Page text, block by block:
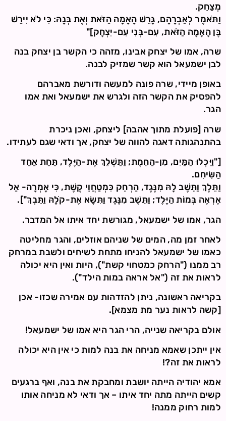
מְצַחֵק.
וַתֹּאמֶר לְאַבְרָהָם, גָּרֵשׁ הָאָמָה הַזֹּאת וְאֶת בְּנָהּ: כִּי לֹא יִירַשׁ
בֶּן הָאָמָה הַזֹּאת, עִם-בְּנִי עִם-יִצְחָק]"
שרה, אמו של יצחק אבינו, מזהה כי הקשר בן יצחק בנה
לבן ישמעאל הוא קשר שמזיק לבנה.
באופן מיידי, שרה פונה למעשה ודורשת מאברהם
להפסיק את הקשר הזה ולגרש את ישמעאל ואת אמו
הגר.
שרה [פועלת מתוך אהבה] ליצחק, ואכן ניכרת
בהתנהגותה דאגה להווה של יצחק, אך ודאי שגם לעתידו.
["וַיִּכְלוּ הַמַּיִם, מִן-הַחֵמֶת; וַתַּשְׁלֵךְ אֶת-הַיֶּלֶד, תַּחַת אַחַד
הַשִּׂיחִם.
וַתֵּלֶךְ וַתֵּשֶׁב לָהּ מִנֶּגֶד, הַרְחֵק כִּמְטַחֲוֵי קֶשֶׁת, כִּי אָמְרָה- אַל
אֶרְאֶה בְּמוֹת הַיָּלֶד; וַתֵּשֶׁב מִנֶּגֶד וַתִּשָּׂא אֶת-קֹלָהּ וַתֵּבְךְּ"].
הגר, אמו של ישמעאל, מגורשת יחד איתו אל המדבר.
לאחר זמן מה, המים של שניהם אוזלים, והגר מחליטה
כאמו של ישמעאל להניחו מתחת לשיחים ולשבת במרחק
רב ממנו ("הרחק כמטחוי קשת"), היות ואין היא יכולה
לראות את זה ("אל אראה במות הילד").
בקריאה ראשונה, ניתן להזדהות עם אמירה שכזו- אכן
[קשה לראות נער מת מצמא].
אולם בקריאה שנייה, הרי הגר היא אמו של ישמעאל!
אין ייתכן שאמא מניחה את בנה למות כי אין היא יכולה
לראות את זה?!
אמא יהודיה הייתה יושבת ומחבקת את בנה, ואף ברגעים
קשים הייתה מתה יחד איתו – אך ודאי לא מניחה אותו
למות רחוק ממנה!